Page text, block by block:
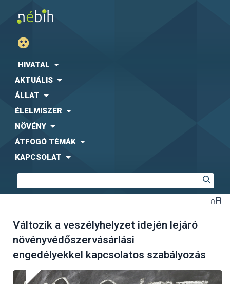
HIVATAL
AKTUÁLIS
ÁLLAT
ÉLELMISZER
NÖVÉNY
ÁTFOGÓ TÉMÁK
KAPCSOLAT
Változik a veszélyhelyzet idején lejáró
növényvédőszervásárlási
engedélyekkel kapcsolatos szabályozás